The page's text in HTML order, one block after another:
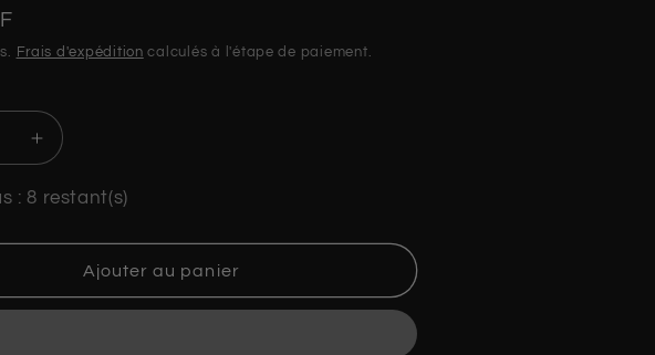
Frais d'expédition calculés à l'étape de paiement.
Augmenter
la
quantité
Blaireau
rasage
: 8 restant(s)
Ajouter au panier